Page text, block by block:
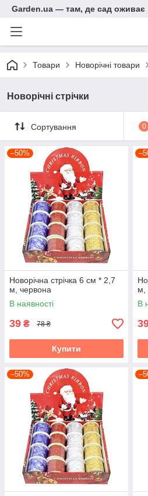
Garden.ua — там, де сад оживає
Товари Новорічні товари
Новорічні стрічки
Сортування 0
–50%
Новорічна стрiчка 6 см * 2,7
м, червона
В наявності
39 ₴ 78 ₴
Купити
м,
В
–50%